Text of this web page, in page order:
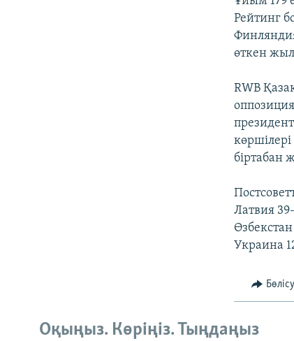
Рейтинг
өткен
RWB
Латвия
Украина
Бөлісу
Оқыңыз. Көріңіз. Тыңдаңыз